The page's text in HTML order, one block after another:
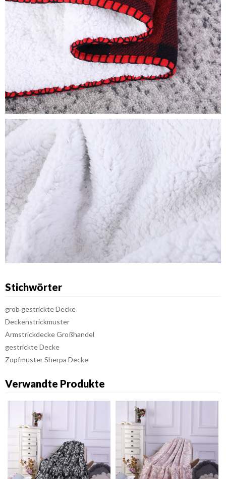
Stichwörter
grob gestrickte Decke
Deckenstrickmuster
Armstrickdecke Großhandel
gestrickte Decke
Zopfmuster Sherpa Decke
Verwandte Produkte